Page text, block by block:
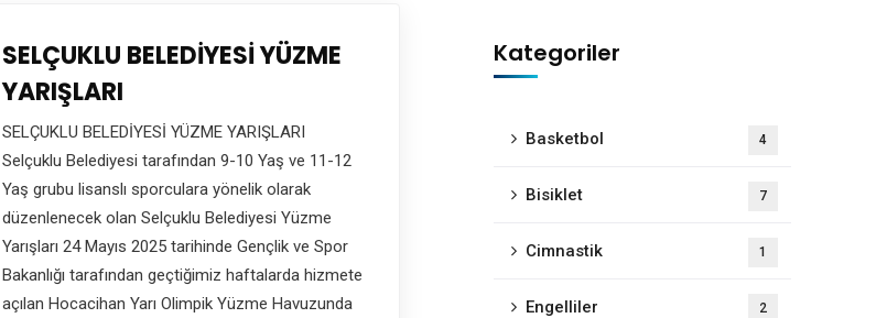
SELÇUKLU BELEDİYESİ YÜZME
YARIŞLARI
SELÇUKLU BELEDİYESİ YÜZME YARIŞLARI
Selçuklu Belediyesi tarafından 9-10 Yaş ve 11-12
Yaş grubu lisanslı sporculara yönelik olarak
düzenlenecek olan Selçuklu Belediyesi Yüzme
Yarışları 24 Mayıs 2025 tarihinde Gençlik ve Spor
Bakanlığı tarafından geçtiğimiz haftalarda hizmete
açılan Hocacihan Yarı Olimpik Yüzme Havuzunda
Kategoriler
Basketbol 4
Bisiklet 7
Cimnastik 1
Engelliler 2